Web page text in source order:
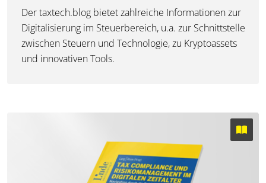
Der taxtech.blog bietet zahlreiche Informationen zur
Digitalisierung im Steuerbereich, u.a. zur Schnittstelle
zwischen Steuern und Technologie, zu Kryptoassets
und innovativen Tools.